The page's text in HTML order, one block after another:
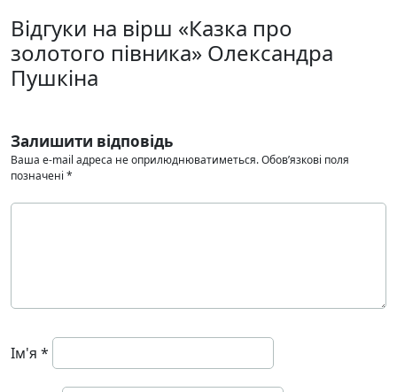
Відгуки на вірш «Казка про
золотого півника» Олександра
Пушкіна
Залишити відповідь
Ваша e-mail адреса не оприлюднюватиметься.Обов’язкові поля
позначені *
Ім'я *